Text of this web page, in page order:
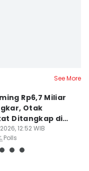
See More
Rp6,7 Miliar
Otak
Ditangkap di
12:52 WIB
Polls